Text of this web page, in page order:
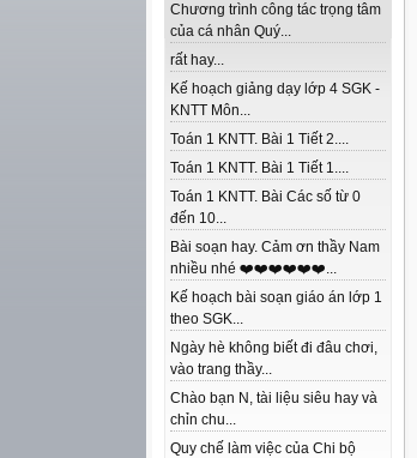
Chương trình công tác trọng tâm
của cá nhân Quý...
rất hay...
Kế hoạch giảng dạy lớp 4 SGK -
KNTT Môn...
Toán 1 KNTT. Bài 1 Tiết 2....
Toán 1 KNTT. Bài 1 Tiết 1....
Toán 1 KNTT. Bài Các số từ 0
đến 10...
Bài soạn hay. Cảm ơn thầy Nam
nhiều nhé ❤️❤️❤️❤️❤️❤️...
Kế hoạch bài soạn giáo án lớp 1
theo SGK...
Ngày hè không biết đi đâu chơi,
vào trang thầy...
Chào bạn N, tài liệu siêu hay và
chỉn chu...
Quy chế làm việc của Chi bộ